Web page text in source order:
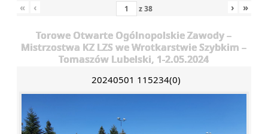
« ‹ z38 › »
Torowe Otwarte Ogólnopolskie Zawody –
Mistrzostwa KZ LZS we Wrotkarstwie Szybkim –
Tomaszów Lubelski, 1-2.05.2024
20240501 115234(0)